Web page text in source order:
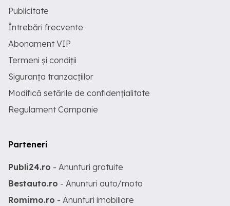
Publicitate
Întrebări frecvente
Abonament VIP
Termeni și condiții
Siguranța tranzacțiilor
Modifică setările de confidențialitate
Regulament Campanie
Parteneri
Publi24.ro - Anunturi gratuite
Bestauto.ro - Anunturi auto/moto
Romimo.ro - Anunturi imobiliare